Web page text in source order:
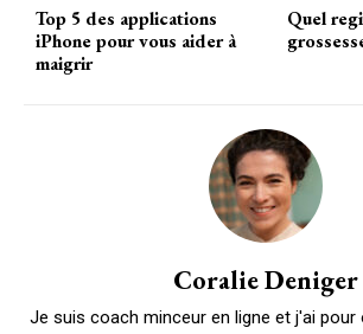
Top 5 des applications
iPhone pour vous aider à
maigrir
Quel
Coralie Deniger
Je suis coach minceur en ligne et j'ai